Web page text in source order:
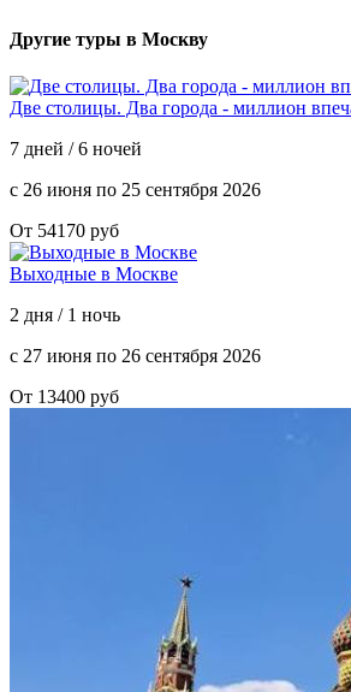
Другие туры в Москву
Две столицы. Два города - миллион
7 дней / 6 ночей
с 26 июня по 25 сентября 2026
От 54170 руб
Выходные в Москве
2 дня / 1 ночь
с 27 июня по 26 сентября 2026
От 13400 руб